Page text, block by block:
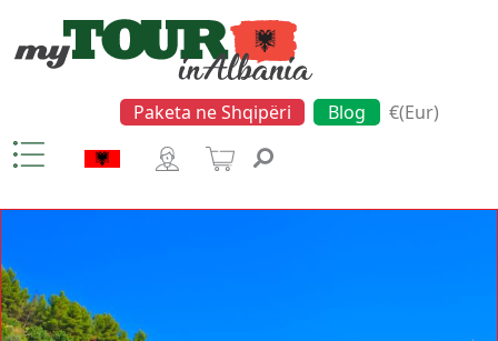
Paketa ne Shqipëri Blog €(Eur)